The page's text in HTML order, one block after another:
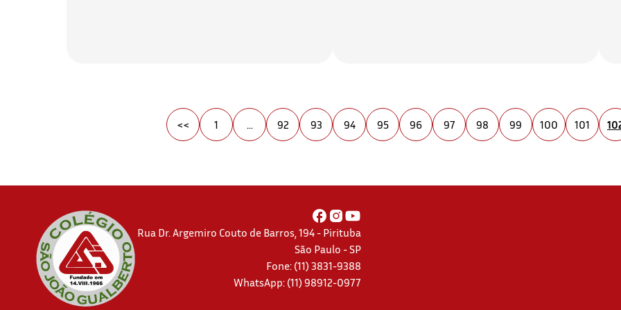
<< 1 ... 92 93 94 95 96 97 98 99 100 101
Rua Dr. Argemiro Couto de Barros, 194 - Pirituba
São Paulo - SP
Fone: (11) 3831-9388
WhatsApp: (11) 98912-0977